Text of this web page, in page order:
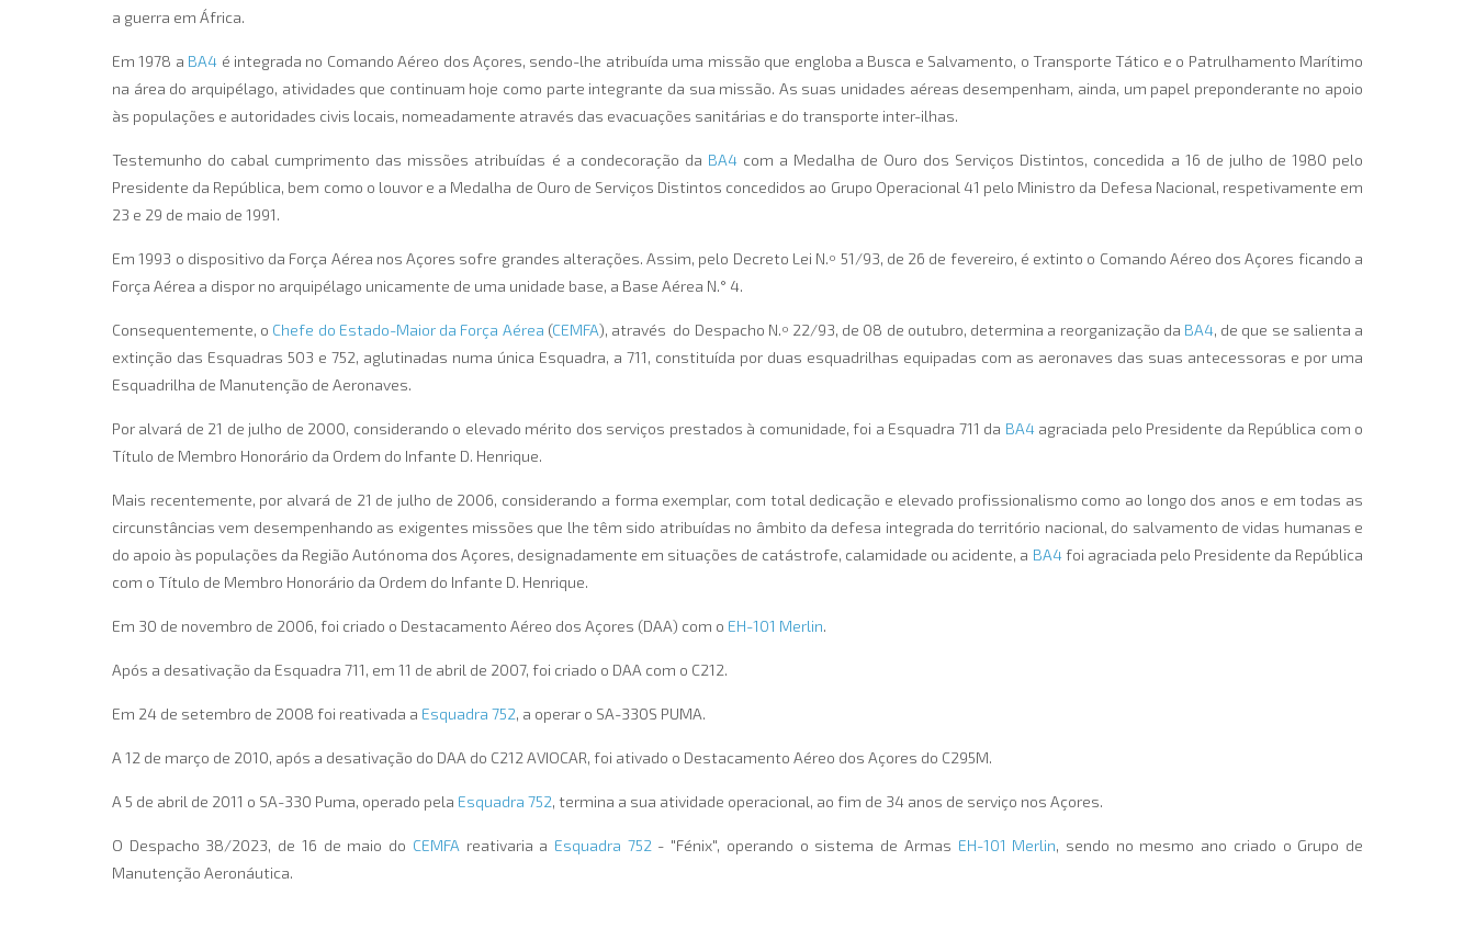
a guerra em África.
Em 1978 a BA4 é integrada no Comando Aéreo dos Açores, sendo-lhe atribuída uma missão que engloba a Busca e Salvamento, o Transporte Tático e o Patrulhamento Marítimo
na área do arquipélago, atividades que continuam hoje como parte integrante da sua missão. As suas unidades aéreas desempenham, ainda, um papel preponderante no apoio
às populações e autoridades civis locais, nomeadamente através das evacuações sanitárias e do transporte inter-ilhas.
Testemunho do cabal cumprimento das missões atribuídas é a condecoração da BA4com a Medalha de Ouro dos Serviços Distintos, concedida a 16 de julho de 1980 pelo
Presidente da República, bem como o louvor e a Medalha de Ouro de Serviços Distintos concedidos ao Grupo Operacional 41 pelo Ministro da Defesa Nacional, respetivamente em
23 e 29 de maio de 1991.
Em 1993 o dispositivo da Força Aérea nos Açores sofre grandes alterações. Assim, pelo Decreto Lei N.º 51/93, de 26 de fevereiro, é extinto o Comando Aéreo dos Açores ficando a
Força Aérea a dispor no arquipélago unicamente de uma unidade base, a Base Aérea N.° 4.
Consequentemente, o Chefe do Estado-Maior da Força Aérea (CEMFA), através do Despacho N.º 22/93, de 08 de outubro, determina a reorganização da BA4, de que se salienta a
extinção das Esquadras 503 e 752, aglutinadas numa única Esquadra, a 711, constituída por duas esquadrilhas equipadas com as aeronaves das suas antecessoras e por uma
Esquadrilha de Manutenção de Aeronaves.
Por alvará de 21 de julho de 2000, considerando o elevado mérito dos serviços prestados à comunidade, foi a Esquadra 711 da BA4agraciada pelo Presidente da República com o
Título de Membro Honorário da Ordem do Infante D. Henrique.
Mais recentemente, por alvará de 21 de julho de 2006, considerando a forma exemplar, com total dedicação e elevado profissionalismo como ao longo dos anos e em todas as
circunstâncias vem desempenhando as exigentes missões que lhe têm sido atribuídas no âmbito da defesa integrada do território nacional, do salvamento de vidas humanas e
do apoio às populações da Região Autónoma dos Açores, designadamente em situações de catástrofe, calamidade ou acidente, a BA4foi agraciada pelo Presidente da República
com o Título de Membro Honorário da Ordem do Infante D. Henrique.
Em 30 de novembro de 2006, foi criado o Destacamento Aéreo dos Açores (DAA) com o EH-101 Merlin.
Após a desativação da Esquadra 711, em 11 de abril de 2007, foi criado o DAA com o C212.
Em 24 de setembro de 2008 foi reativada a Esquadra 752, a operar o SA-330S PUMA.
A 12 de março de 2010, após a desativação do DAA do C212 AVIOCAR, foi ativado o Destacamento Aéreo dos Açores do C295M.
A 5 de abril de 2011 o SA-330 Puma, operado pela Esquadra 752, termina a sua atividade operacional, ao fim de 34 anos de serviço nos Açores.
O Despacho 38/2023, de 16 de maio do CEMFA reativaria a Esquadra 752 - "Fénix", operando o sistema de Armas EH-101 Merlin, sendo no mesmo ano criado o Grupo de
Manutenção Aeronáutica.